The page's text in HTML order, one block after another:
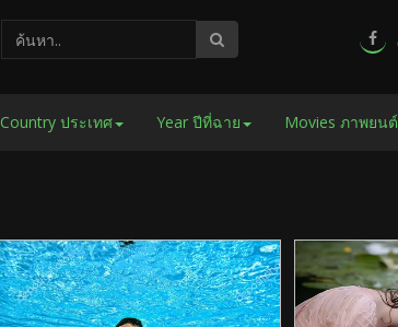
Country ประเทศ Year ปีที่ฉาย Movies ภาพยนต์